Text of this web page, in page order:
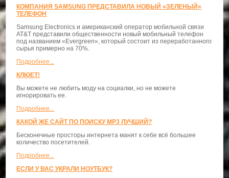
КОМПАНИЯ SAMSUNG ПРЕДСТАВИЛА НОВЫЙ «ЗЕЛЕНЫЙ»
ТЕЛЕФОН
Samsung Electronics и американский оператор мобильной связи
AT&T представили общественности новый мобильный телефон
под названием «Evergreen», который состоит из переработанного
сырья примерно на 70%.
Подробнее...
КЛЮЕТ!
Вы можете не любить моду на социалки, но не можете
игнорировать ее.
Подробнее...
КАКОЙ ЖЕ САЙТ ПО ПОИСКУ MP3 ЛУЧШИЙ?
Бесконечные просторы интернета манят к себе всё большее
количество посетителей.
Подробнее...
ЕСЛИ У ВАС УКРАЛИ НОУТБУК?